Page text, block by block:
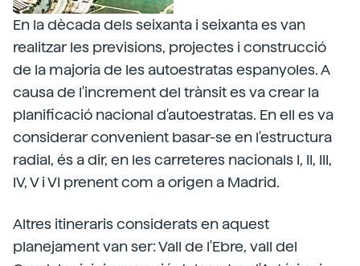
En la dècada dels seixanta i seixanta es van
realitzar les previsions, projectes i construcció
de la majoria de les autoestratas espanyoles. A
causa de l'increment del trànsit es va crear la
planificació nacional d'autoestratas. En ell es va
considerar convenient basar-se en l'estructura
radial, és a dir, en les carreteres nacionals I, II, III,
IV, V i VI prenent com a origen a Madrid.
Altres itineraris considerats en aquest
planejament van ser: Vall de l'Ebre, vall del